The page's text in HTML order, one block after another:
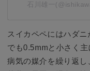
石川雄一
スイカペペにはハダ
でも0.5mmと小さく
病気の媒介を繰り返